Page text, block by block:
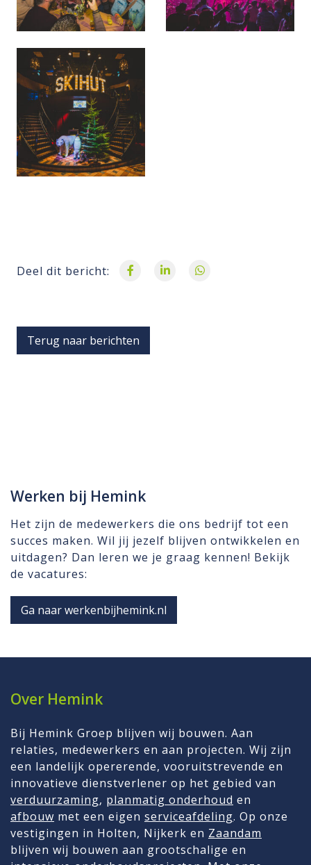
Deel dit bericht:
Terug naar berichten
Werken bij Hemink
Het zijn de medewerkers die ons bedrijf tot een
succes maken. Wil jij jezelf blijven ontwikkelen en
uitdagen? Dan leren we je graag kennen! Bekijk
de vacatures:
Ga naar werkenbijhemink.nl
Over Hemink
Bij Hemink Groep blijven wij bouwen. Aan
relaties, medewerkers en aan projecten. Wij zijn
een landelijk opererende, vooruitstrevende en
innovatieve dienstverlener op het gebied van
verduurzaming, planmatig onderhoud en
afbouw met een eigen serviceafdeling. Op onze
vestigingen in Holten, Nijkerk en Zaandam
blijven wij bouwen aan grootschalige en